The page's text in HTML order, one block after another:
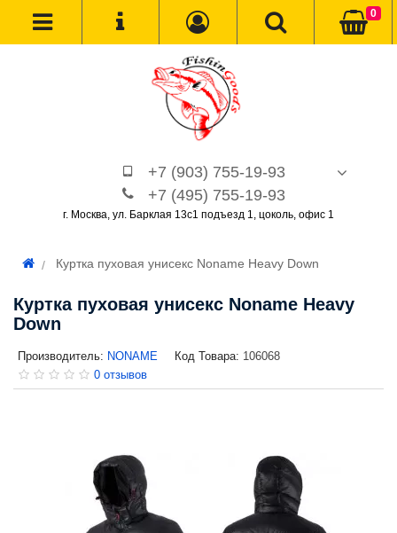
+7 (903) 755-19-93
+7 (495) 755-19-93
г. Москва, ул. Барклая 13с1 подъезд 1, цоколь, офис 1
0
Куртка пуховая унисекс Noname Heavy Down
Куртка пуховая унисекс Noname Heavy
Down
Производитель: NONAME Код Товара: 106068
0 отзывов